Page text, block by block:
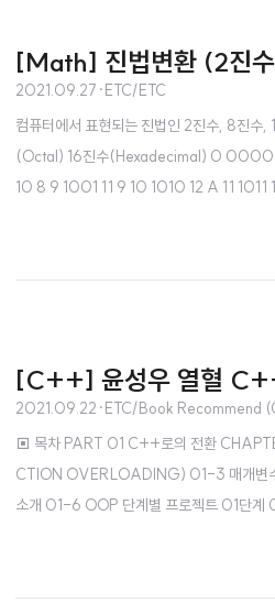
[Math] 진법변환 (2진
2021.09.27 ·ETC/ETC
컴퓨터에서 표현되는 진법인 2진수, 8진
(Octal) 16진수(Hexadecimal) 0
10 8 9 1001 11 9 10 1010 12 A 11 1011
[C++] 윤성우 열혈
2021.09.22 ·ETC/Book Recommend
▣ 목차 PART 01 C++로의 전환
CTION OVERLOADING) 01-3 매개변
소개 01-6 OOP 단계별 프로젝트 01단